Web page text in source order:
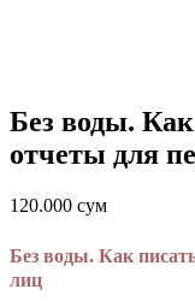
Без воды.
отчеты для
120.000 сум
Без воды. Как
лиц